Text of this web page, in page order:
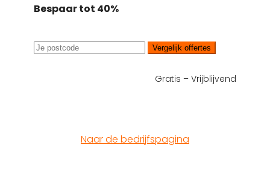
Bespaar tot 40%
Vergelijk offertes
Gratis – Vrijblijvend
Naar de bedrijfspagina